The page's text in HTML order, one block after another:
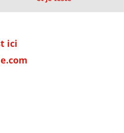
ici